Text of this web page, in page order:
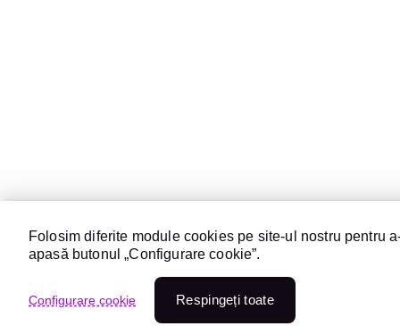
Folosim diferite module cookies pe site-ul nostru pentru
apasă butonul „Configurare cookie”.
Configurare cookie Respingeți toate